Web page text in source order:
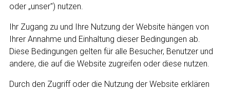
oder „unser") nutzen.
Ihr Zugang zu und Ihre Nutzung der Website hängen von
Ihrer Annahme und Einhaltung dieser Bedingungen ab.
Diese Bedingungen gelten für alle Besucher, Benutzer und
andere, die auf die Website zugreifen oder diese nutzen.
Durch den Zugriff oder die Nutzung der Website erklären